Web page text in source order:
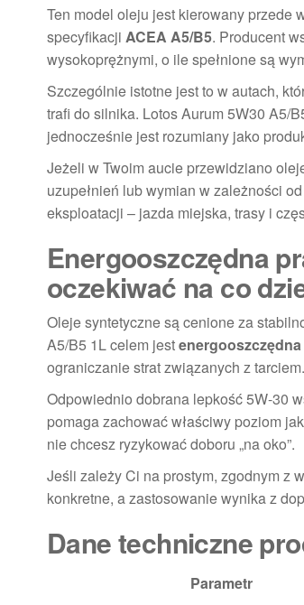
Ten model oleju jest kierowany przede
specyfikacji ACEA A5/B5. Producent
wysokoprężnymi, o ile spełnione są
Szczególnie istotne jest to w autach,
trafi do silnika. Lotos Aurum 5W30 A5/
jednocześnie jest rozumiany jako
Jeżeli w Twoim aucie przewidziano
uzupełnień lub wymian w zależności
eksploatacji – jazda miejska, trasy i
Energooszczędna
oczekiwać na co
Oleje syntetyczne są cenione za
A5/B5 1L celem jestenergooszczędna
ograniczanie strat związanych z tarciem.
Odpowiednio dobrana lepkość 5W-30
pomaga zachować właściwy poziom
nie chcesz ryzykować doboru „na oko”.
Jeśli zależy Ci na prostym, zgodnym z
konkretne, a zastosowanie wynika z
Dane techniczne
Parametr